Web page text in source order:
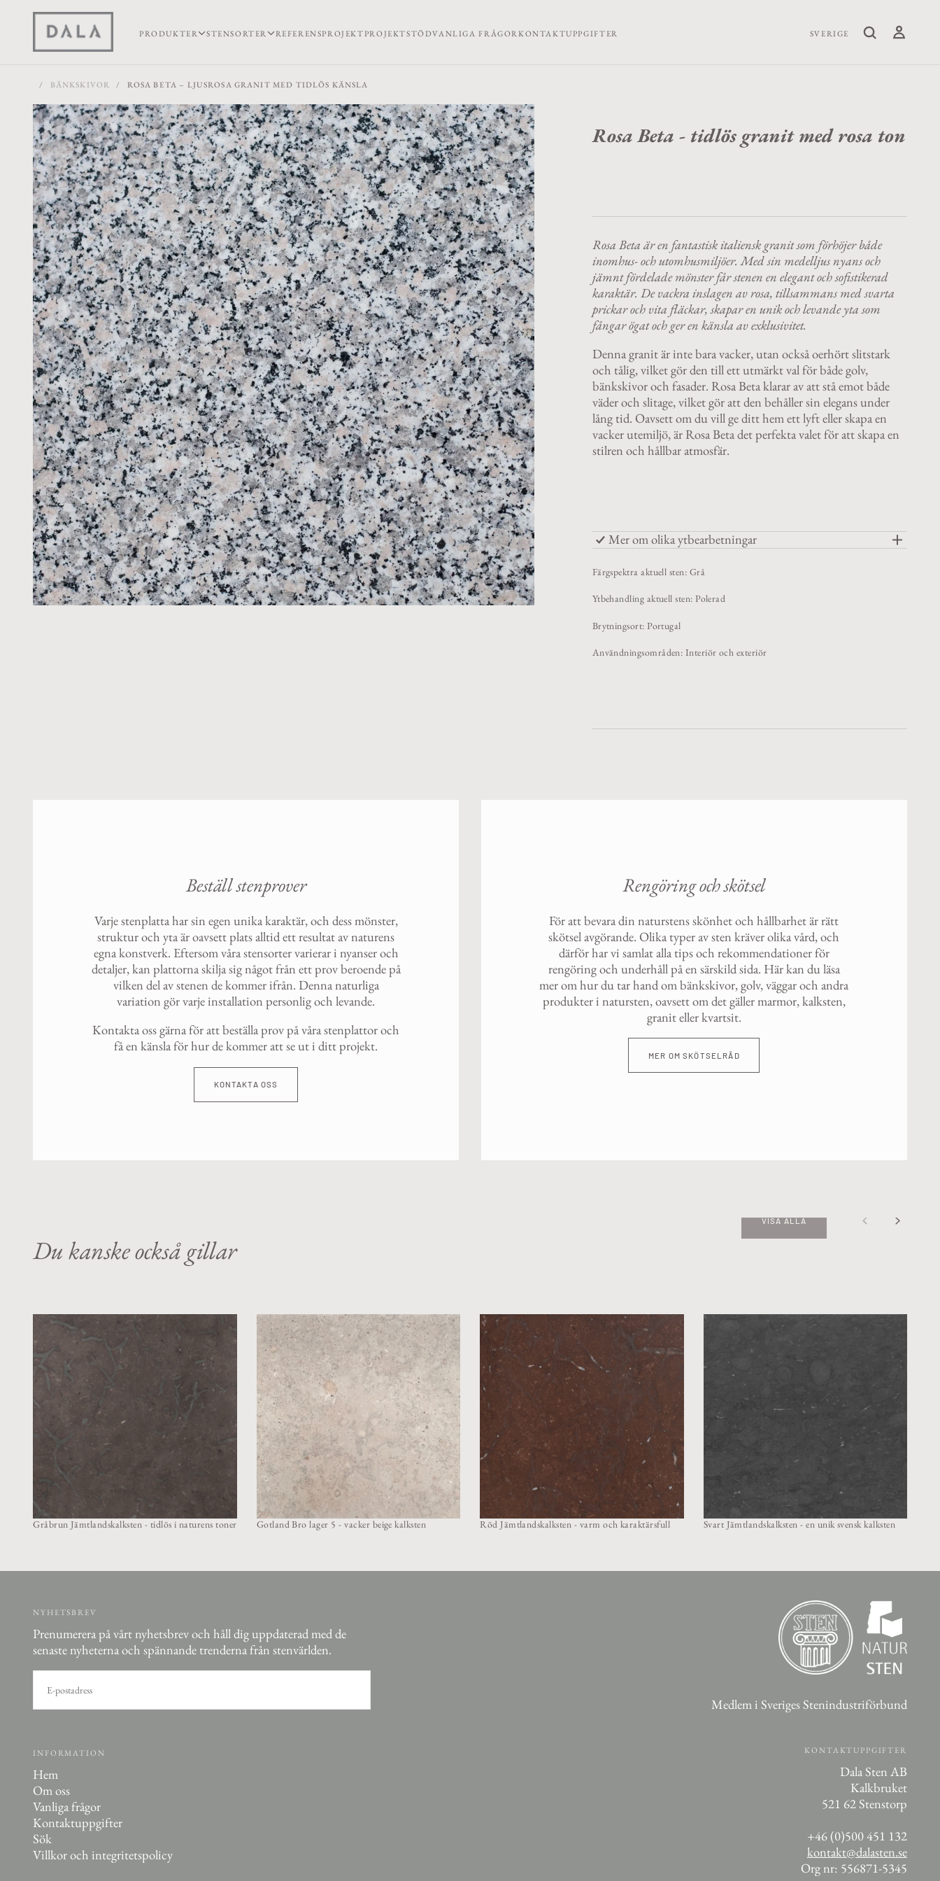
PRODUKTER STENSORTER REFERENSPROJEKTPROJEKTSTÖDVANLIGA FRÅGOR KONTAKTUPPGIFTER SVERIGE
/ BÄNKSKIVOR / ROSA BETA – LJUSROSA GRANIT MED TIDLÖS KÄNSLA
Rosa Beta - tidlös granit med rosa ton
Rosa Beta är en fantastisk italiensk granit som förhöjer både
inomhus- och utomhusmiljöer. Med sin medelljus nyans och
jämnt fördelade mönster får stenen en elegant och sofistikerad
karaktär. De vackra inslagen av rosa, tillsammans med svarta
prickar och vita fläckar, skapar en unik och levande yta som
fångar ögat och ger en känsla av exklusivitet.
Denna granit är inte bara vacker, utan också oerhört slitstark
och tålig, vilket gör den till ett utmärkt val för både golv,
bänkskivor och fasader. Rosa Beta klarar av att stå emot både
väder och slitage, vilket gör att den behåller sin elegans under
lång tid. Oavsett om du vill ge ditt hem ett lyft eller skapa en
vacker utemiljö, är Rosa Beta det perfekta valet för att skapa en
stilren och hållbar atmosfär.
Mer om olika ytbearbetningar
Färgspektra aktuell sten: Grå
Ytbehandling aktuell sten: Polerad
Brytningsort: Portugal
Användningsområden: Interiör och exteriör
Beställ stenprover
Varje stenplatta har sin egen unika karaktär, och dess mönster,
struktur och yta är oavsett plats alltid ett resultat av naturens
egna konstverk. Eftersom våra stensorter varierar i nyanser och
detaljer, kan plattorna skilja sig något från ett prov beroende på
vilken del av stenen de kommer ifrån. Denna naturliga
variation gör varje installation personlig och levande.
Kontakta oss gärna för att beställa prov på våra stenplattor och
få en känsla för hur de kommer att se ut i ditt projekt.
KONTAKTA OSS
Rengöring och skötsel
För att bevara din naturstens skönhet och hållbarhet är rätt
skötsel avgörande. Olika typer av sten kräver olika vård, och
därför har vi samlat alla tips och rekommendationer för
rengöring och underhåll på en särskild sida. Här kan du läsa
mer om hur du tar hand om bänkskivor, golv, väggar och andra
produkter i natursten, oavsett om det gäller marmor, kalksten,
granit eller kvartsit.
MER OM SKÖTSELRÅD
Du kanske också gillar
Gråbrun Jämtlandskalksten - tidlös i naturens toner Gotland Bro lager 5 - vacker beige kalksten Röd Jämtlandskalksten - varm och karaktärsfull Svart Jämtlandskalksten - en unik svensk kalksten
VISA ALLA
NYHETSBREV
Prenumerera på vårt nyhetsbrev och håll dig uppdaterad med de
senaste nyheterna och spännande trenderna från stenvärlden.
POST
Medlem i Sveriges Stenindustriförbund
INFORMATION
Hem
Om oss
Vanliga frågor
Kontaktuppgifter
Sök
Villkor och integritetspolicy
KONTAKTUPPGIFTER
Dala Sten AB
Kalkbruket
521 62 Stenstorp
+46 (0)500 451 132
kontakt@dalasten.se
Org nr: 556871-5345